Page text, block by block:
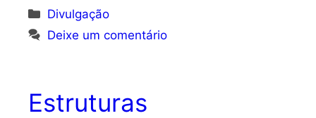
Categorias
Divulgação
Deixe um comentário
Estruturas